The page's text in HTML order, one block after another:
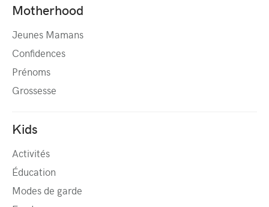
Motherhood
Jeunes Mamans
Confidences
Prénoms
Grossesse
Kids
Activités
Éducation
Modes de garde